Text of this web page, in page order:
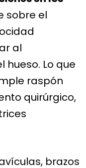
sobre el
al
hueso. Lo que
raspón
quirúrgico,
brazos